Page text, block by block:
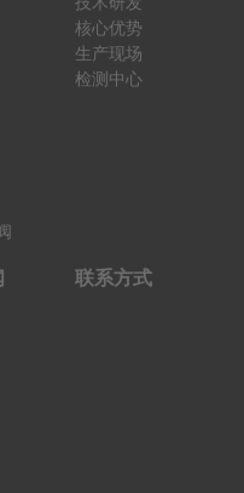
核心优势
生产现场
检测中心
联系方式